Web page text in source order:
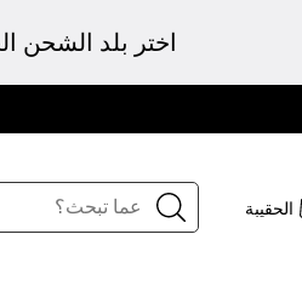
اختر بلد الشحن
الحقيبة